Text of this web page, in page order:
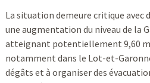
La situation demeure critique avec
une augmentation du niveau de la
atteignant potentiellement 9,60
notamment dans le Lot-et-
dégâts et à organiser des